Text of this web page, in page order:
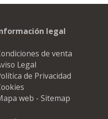
legal
de venta
Legal
de Privacidad
web - Sitemap